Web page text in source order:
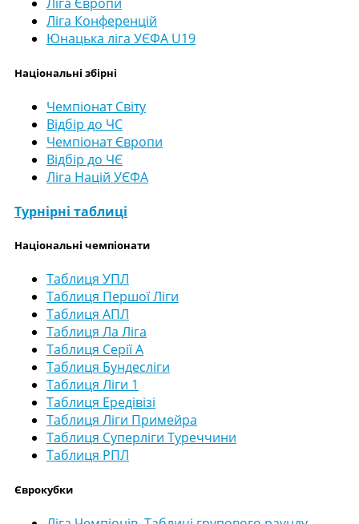
Ліга Європи
Ліга Конференцій
Юнацька ліга УЄФА U19
Національні збірні
Чемпіонат Світу
Відбір до ЧС
Чемпіонат Європи
Відбір до ЧЄ
Ліга Націй УЄФА
Турнірні таблиці
Національні чемпіонати
Таблиця УПЛ
Таблиця Першої Ліги
Таблиця АПЛ
Таблиця Ла Ліга
Таблиця Серії А
Таблиця Бундесліги
Таблиця Ліги 1
Таблиця Ередівізі
Таблиця Ліги Примейра
Таблиця Суперліги Туреччини
Таблиця РПЛ
Єврокубки